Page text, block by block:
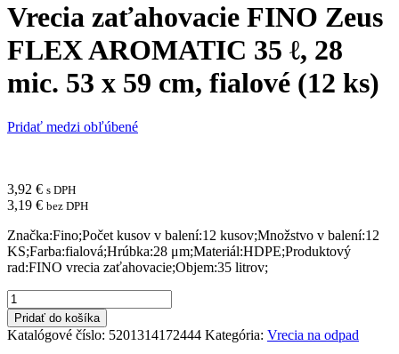
Vrecia zaťahovacie FINO Zeus
FLEX AROMATIC 35 ℓ, 28
mic. 53 x 59 cm, fialové (12 ks)
Pridať medzi obľúbené
3,92 € s DPH
3,19 € bez DPH
Značka:Fino;Počet kusov v balení:12 kusov;Množstvo v balení:12
KS;Farba:fialová;Hrúbka:28 μm;Materiál:HDPE;Produktový
rad:FINO vrecia zaťahovacie;Objem:35 litrov;
množstvo
Vrecia
zaťahovacie
FINO
Pridať do košíka
Katalógové číslo: 5201314172444 Kategória: Vrecia na odpad